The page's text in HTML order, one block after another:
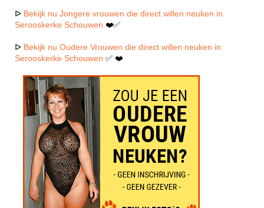
ᐅ Bekijk nu Jongere vrouwen die direct willen neuken in
Serooskerke Schouwen ❤️✅
ᐅ Bekijk nu Oudere Vrouwen die direct willen neuken in
Serooskerke Schouwen ✅ ❤️